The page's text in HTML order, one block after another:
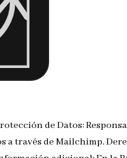
de Datos:
a través de Mailchimp.